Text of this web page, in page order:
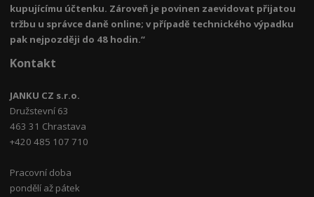
kupujícímu účtenku. Zároveň je povinen zaevidovat přijatou
tržbu u správce daně online; v případě technického výpadku
pak nejpozději do 48 hodin.“
Kontakt
JANKU CZ s.r.o.
Družstevní 63
463 31 Chrastava
+420 485 107 710
Pracovní doba
pondělí až pátek